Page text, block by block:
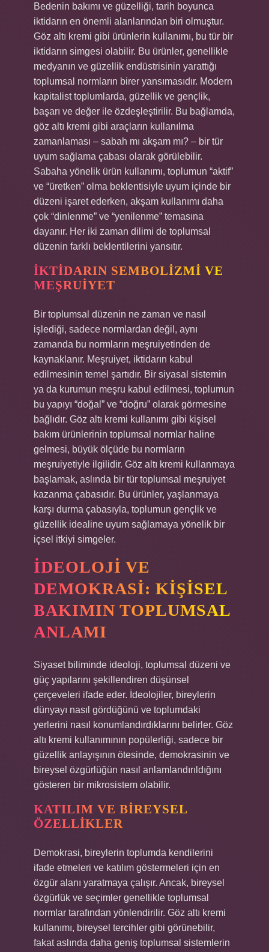
Bedenin bakımı ve güzelliği, tarih boyunca
iktidarın en önemli alanlarından biri olmuştur.
Göz altı kremi gibi ürünlerin kullanımı, bu tür bir
iktidarın simgesi olabilir. Bu ürünler, genellikle
medyanın ve güzellik endüstrisinin yarattığı
toplumsal normların birer yansımasıdır. Modern
kapitalist toplumlarda, güzellik ve gençlik,
başarı ve değer ile özdeşleştirilir. Bu bağlamda,
göz altı kremi gibi araçların kullanılma
zamanlaması – sabah mı akşam mı? – bir tür
uyum sağlama çabası olarak görülebilir.
Sabaha yönelik ürün kullanımı, toplumun “aktif”
ve “üretken” olma beklentisiyle uyum içinde bir
düzeni işaret ederken, akşam kullanımı daha
çok “dinlenme” ve “yenilenme” temasına
dayanır. Her iki zaman dilimi de toplumsal
düzenin farklı beklentilerini yansıtır.
İKTIDARIN SEMBOLIZMI VE
MEŞRUIYET
Bir toplumsal düzenin ne zaman ve nasıl
işlediği, sadece normlardan değil, aynı
zamanda bu normların meşruiyetinden de
kaynaklanır. Meşruiyet, iktidarın kabul
edilmesinin temel şartıdır. Bir siyasal sistemin
ya da kurumun meşru kabul edilmesi, toplumun
bu yapıyı “doğal” ve “doğru” olarak görmesine
bağlıdır. Göz altı kremi kullanımı gibi kişisel
bakım ürünlerinin toplumsal normlar haline
gelmesi, büyük ölçüde bu normların
meşruiyetiyle ilgilidir. Göz altı kremi kullanmaya
başlamak, aslında bir tür toplumsal meşruiyet
kazanma çabasıdır. Bu ürünler, yaşlanmaya
karşı durma çabasıyla, toplumun gençlik ve
güzellik idealine uyum sağlamaya yönelik bir
içsel itkiyi simgeler.
İDEOLOJI VE
DEMOKRASI: KIŞISEL
BAKIMIN TOPLUMSAL
ANLAMI
Siyaset biliminde ideoloji, toplumsal düzeni ve
güç yapılarını şekillendiren düşünsel
çerçeveleri ifade eder. İdeolojiler, bireylerin
dünyayı nasıl gördüğünü ve toplumdaki
yerlerini nasıl konumlandırdıklarını belirler. Göz
altı kremi kullanımının popülerliği, sadece bir
güzellik anlayışının ötesinde, demokrasinin ve
bireysel özgürlüğün nasıl anlamlandırıldığını
gösteren bir mikrosistem olabilir.
KATILIM VE BIREYSEL
ÖZELLIKLER
Demokrasi, bireylerin toplumda kendilerini
ifade etmeleri ve katılım göstermeleri için en
özgür alanı yaratmaya çalışır. Ancak, bireysel
özgürlük ve seçimler genellikle toplumsal
normlar tarafından yönlendirilir. Göz altı kremi
kullanımı, bireysel tercihler gibi görünebilir,
fakat aslında daha geniş toplumsal sistemlerin